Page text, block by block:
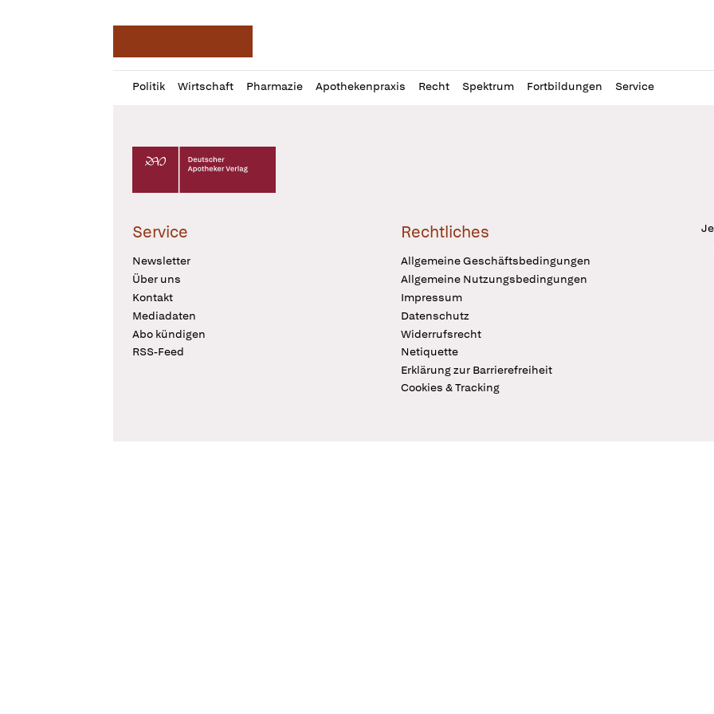
Politik Wirtschaft Pharmazie Apothekenpraxis Recht Spektrum Fortbildungen Service
Profil
öffnen
Daz
Pur
Deutscher Apotheker Verlag Logo
Service
Newsletter
Über uns
Kontakt
Mediadaten
Abo kündigen
RSS-Feed
Rechtliches
Allgemeine Geschäftsbedingungen
Allgemeine Nutzungsbedingungen
Impressum
Datenschutz
Widerrufsrecht
Netiquette
Erklärung zur Barrierefreiheit
Cookies & Tracking